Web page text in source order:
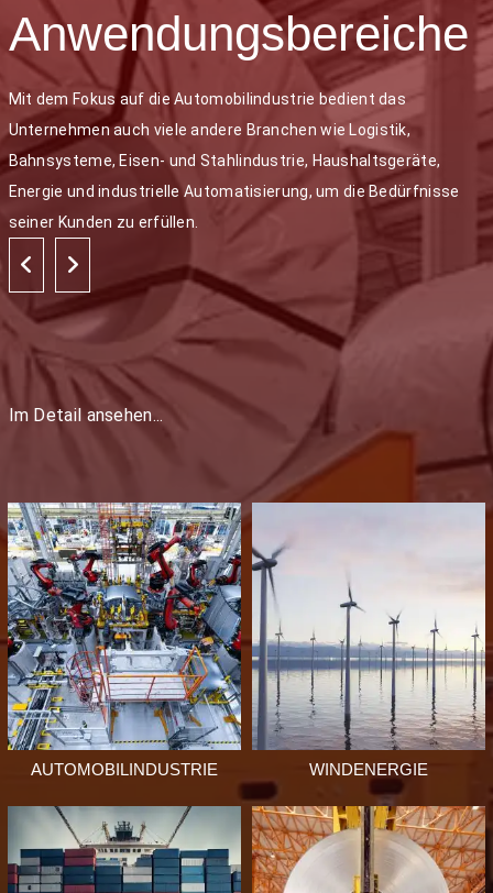
Anwendungsbereiche
Mit dem Fokus auf die Automobilindustrie bedient das
Unternehmen auch viele andere Branchen wie Logistik,
Bahnsysteme, Eisen- und Stahlindustrie, Haushaltsgeräte,
Energie und industrielle Automatisierung, um die Bedürfnisse
seiner Kunden zu erfüllen.
Im Detail ansehen...
KERNKRAFTWERKE ERDÖL UND ERDGAS